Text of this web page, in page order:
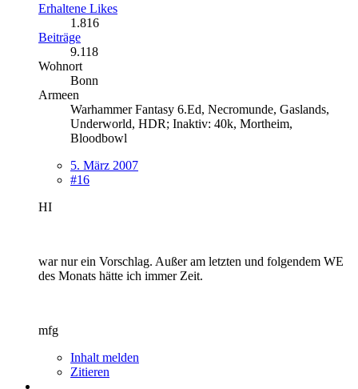
Erhaltene Likes
1.816
Beiträge
9.118
Wohnort
Bonn
Armeen
Warhammer Fantasy 6.Ed, Necromunde, Gaslands,
Underworld, HDR; Inaktiv: 40k, Mortheim,
Bloodbowl
5. März 2007
#16
HI
war nur ein Vorschlag. Außer am letzten und folgendem WE
des Monats hätte ich immer Zeit.
mfg
Inhalt melden
Zitieren